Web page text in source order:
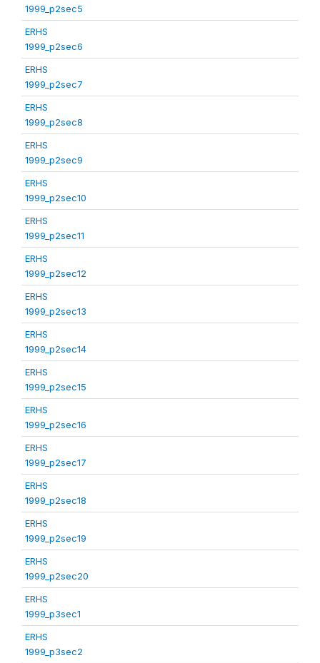
1999_p2sec5
ERHS
1999_p2sec6
ERHS
1999_p2sec7
ERHS
1999_p2sec8
ERHS
1999_p2sec9
ERHS
1999_p2sec10
ERHS
1999_p2sec11
ERHS
1999_p2sec12
ERHS
1999_p2sec13
ERHS
1999_p2sec14
ERHS
1999_p2sec15
ERHS
1999_p2sec16
ERHS
1999_p2sec17
ERHS
1999_p2sec18
ERHS
1999_p2sec19
ERHS
1999_p2sec20
ERHS
1999_p3sec1
ERHS
1999_p3sec2